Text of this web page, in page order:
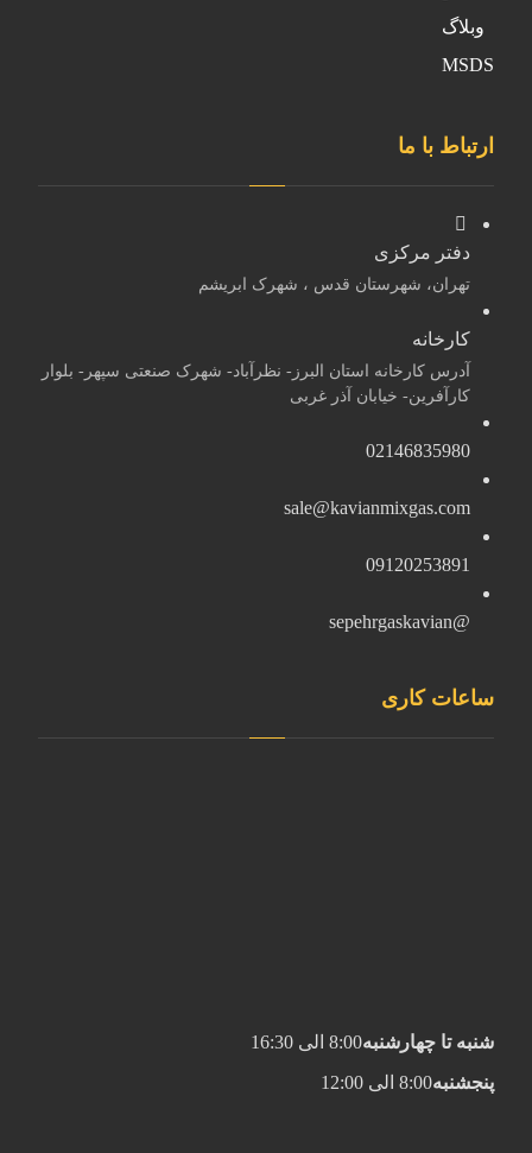
وبلاگ
MSDS
ارتباط با ما
دفتر مرکزی
تهران، شهرستان قدس ، شهرک ابریشم
کارخانه
آدرس کارخانه استان البرز- نظرآباد- شهرک صنعتی سپهر- بلوار
کارآفرین- خیابان آذر غربی
02146835980
sale@kavianmixgas.com
09120253891
@sepehrgaskavian
ساعات کاری
شنبه تا چهارشنبه8:00 الی 16:30
پنجشنبه8:00 الی 12:00